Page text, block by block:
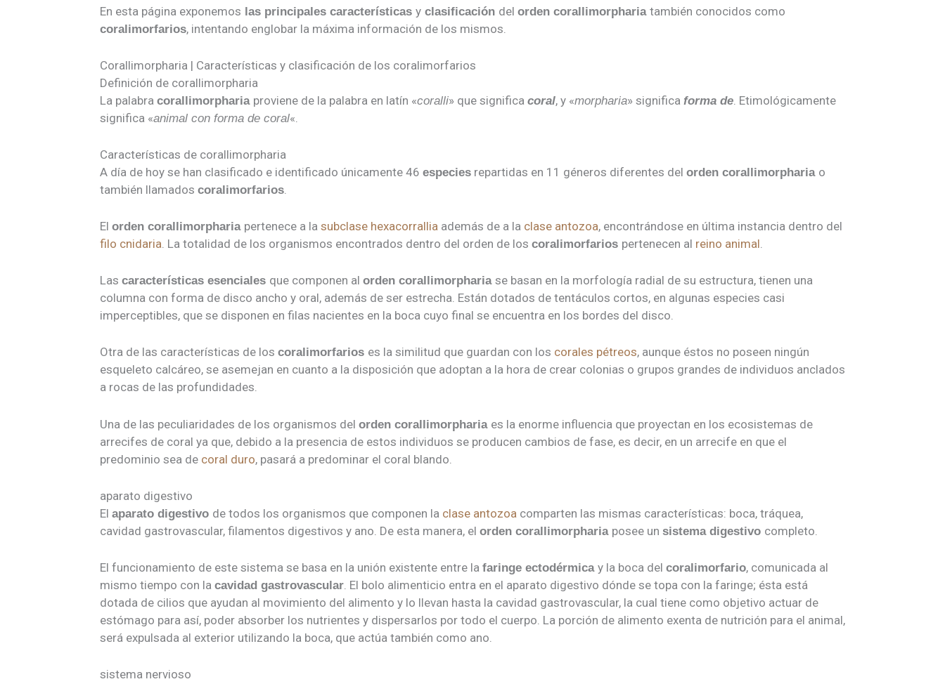
En esta página exponemos las principales características y clasificación del orden corallimorpharia también conocidos como
coralimorfarios, intentando englobar la máxima información de los mismos.
Corallimorpharia | Características y clasificación de los coralimorfarios
Definición de corallimorpharia
La palabra corallimorpharia proviene de la palabra en latín «coralli» que significa coral, y «morpharia» significa forma de . Etimológicamente
significa «animal con forma de coral«.
Características de corallimorpharia
A día de hoy se han clasificado e identificado únicamente 46 especies repartidas en 11 géneros diferentes del orden corallimorpharia o
también llamados coralimorfarios
El orden corallimorpharia pertenece a la subclase hexacorrallia además de a la clase antozoa, encontrándose en última instancia dentro del
filo cnidaria. La totalidad de los organismos encontrados dentro del orden de los coralimorfarios pertenecen al reino animal.
Las características esenciales que componen al orden corallimorpharia se basan en la morfología radial de su estructura, tienen una
columna con forma de disco ancho y oral, además de ser estrecha. Están dotados de tentáculos cortos, en algunas especies casi
imperceptibles, que se disponen en filas nacientes en la boca cuyo final se encuentra en los bordes del disco.
Otra de las características de los coralimorfarios es la similitud que guardan con los corales pétreos, aunque éstos no poseen ningún
esqueleto calcáreo, se asemejan en cuanto a la disposición que adoptan a la hora de crear colonias o grupos grandes de individuos anclados
a rocas de las profundidades.
Una de las peculiaridades de los organismos del orden corallimorpharia es la enorme influencia que proyectan en los ecosistemas de
arrecifes de coral ya que, debido a la presencia de estos individuos se producen cambios de fase, es decir, en un arrecife en que el
predominio sea de coral duro, pasará a predominar el coral blando.
aparato digestivo
El aparato digestivo de todos los organismos que componen la clase antozoa comparten las mismas características: boca, tráquea,
cavidad gastrovascular, filamentos digestivos y ano. De esta manera, el orden corallimorpharia posee un sistema digestivo completo.
El funcionamiento de este sistema se basa en la unión existente entre la faringe ectodérmica y la boca del coralimorfario, comunicada al
mismo tiempo con la cavidad gastrovascular. El bolo alimenticio entra en el aparato digestivo dónde se topa con la faringe; ésta está
dotada de cilios que ayudan al movimiento del alimento y lo llevan hasta la cavidad gastrovascular, la cual tiene como objetivo actuar de
estómago para así, poder absorber los nutrientes y dispersarlos por todo el cuerpo. La porción de alimento exenta de nutrición para el animal,
será expulsada al exterior utilizando la boca, que actúa también como ano.
sistema nervioso